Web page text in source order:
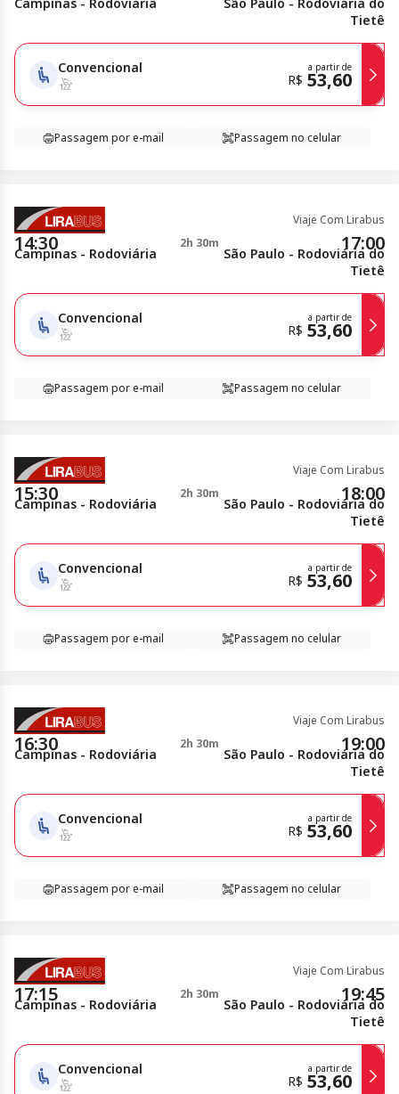
Tietê
Convencional a partir de
R$ 53,60
Passagem por e-mail Passagem no celular
Viaje Com Lirabus
14:30 2h 30m 17:00
Campinas - Rodoviária
São Paulo - Rodoviária do
Tietê
Convencional a partir de
R$ 53,60
Passagem por e-mail Passagem no celular
Viaje Com Lirabus
15:30 2h 30m 18:00
Campinas - Rodoviária
São Paulo - Rodoviária do
Tietê
Convencional a partir de
R$ 53,60
Passagem por e-mail Passagem no celular
Viaje Com Lirabus
16:30 2h 30m 19:00
Campinas - Rodoviária
São Paulo - Rodoviária do
Tietê
Convencional a partir de
R$ 53,60
Passagem por e-mail Passagem no celular
Viaje Com Lirabus
17:15 2h 30m 19:45
Campinas - Rodoviária
São Paulo - Rodoviária do
Tietê
Convencional a partir de
R$ 53,60